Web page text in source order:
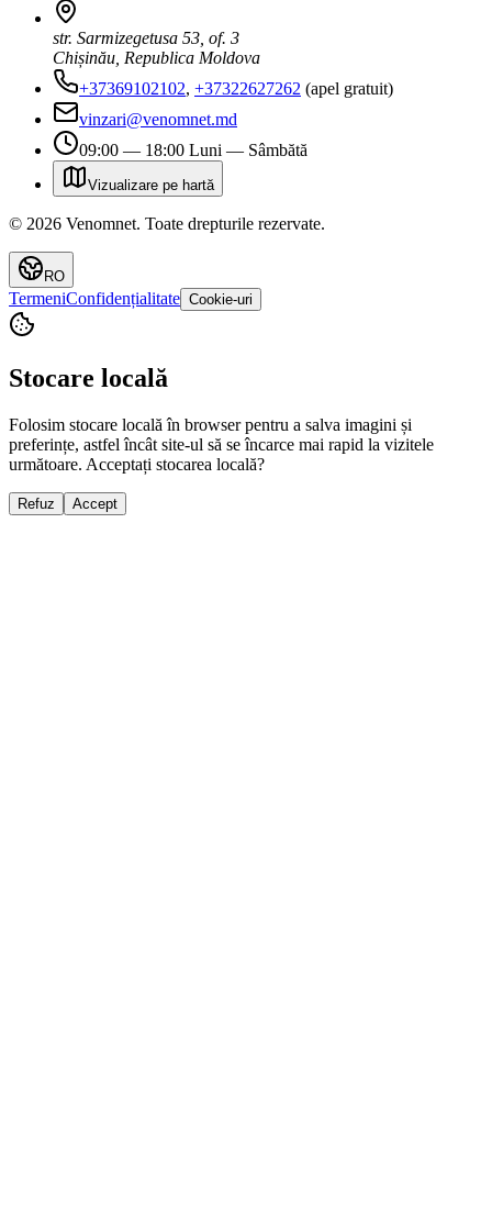
str. Sarmizegetusa 53, of. 3
Chișinău, Republica Moldova
+37369102102, +37322627262 (apel gratuit)
vinzari@venomnet.md
09:00 — 18:00 Luni — Sâmbătă
Vizualizare pe hartă
© 2026 Venomnet. Toate drepturile rezervate.
RO
TermeniConfidențialitate Cookie-uri
Stocare locală
Folosim stocare locală în browser pentru a salva imagini și
preferințe, astfel încât site-ul să se încarce mai rapid la vizitele
următoare. Acceptați stocarea locală?
Refuz Accept